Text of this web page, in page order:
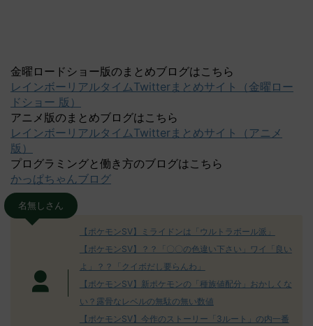
金曜ロードショー版のまとめブログはこちら
レインボーリアルタイムTwitterまとめサイト（金曜ロー
ドショー 版）
アニメ版のまとめブログはこちら
レインボーリアルタイムTwitterまとめサイト（アニメ
版）
プログラミングと働き方のブログはこちら
かっぱちゃんブログ
名無しさん
【ポケモンSV】ミライドンは「ウルトラボール派」
【ポケモンSV】？？「〇〇の色違い下さい」ワイ「良い
よ」？？「クイボだし要らんわ」
【ポケモンSV】新ポケモンの「種族値配分」おかしくな
い？露骨なレベルの無駄の無い数値
【ポケモンSV】今作のストーリー「3ルート」の内一番